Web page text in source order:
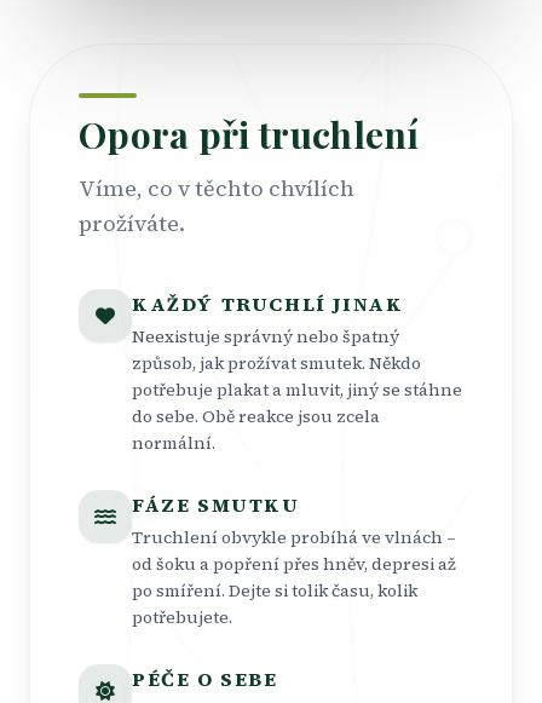
Opora při truchlení
Víme, co v těchto chvílích
prožíváte.
KAŽDÝ TRUCHLÍ JINAK
Neexistuje správný nebo špatný
způsob, jak prožívat smutek. Někdo
potřebuje plakat a mluvit, jiný se stáhne
do sebe. Obě reakce jsou zcela
normální.
FÁZE SMUTKU
Truchlení obvykle probíhá ve vlnách –
od šoku a popření přes hněv, depresi až
po smíření. Dejte si tolik času, kolik
potřebujete.
PÉČE O SEBE